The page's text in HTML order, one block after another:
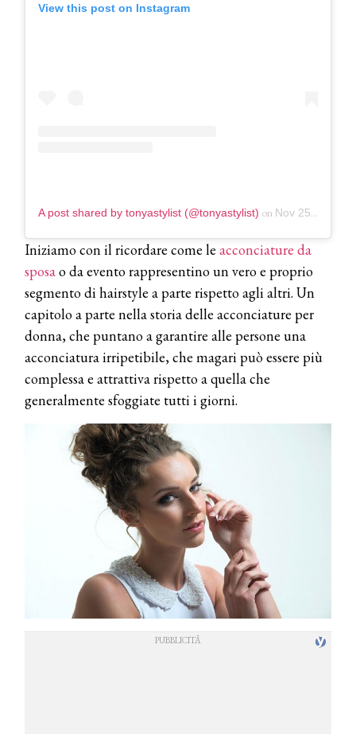
View this post on Instagram
A post shared by tonyastylist (@tonyastylist) on Nov 25, 2018 at 8:32am PST
Iniziamo con il ricordare come le acconciature da
sposao da evento rappresentino un vero e proprio
segmento di hairstyle a parte rispetto agli altri. Un
capitolo a parte nella storia delle acconciature per
donna, che puntano a garantire alle persone una
acconciatura irripetibile, che magari può essere più
complessa e attrattiva rispetto a quella che
generalmente sfoggiate tutti i giorni.